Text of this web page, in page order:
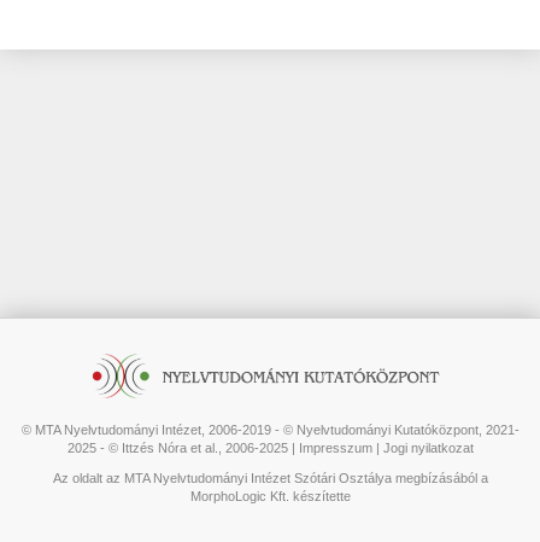
© MTA Nyelvtudományi Intézet, 2006-2019 - © Nyelvtudományi Kutatóközpont, 2021-
2025 - © Ittzés Nóra et al., 2006-2025 | Impresszum| Jogi nyilatkozat
Az oldalt az MTA Nyelvtudományi Intézet Szótári Osztálya megbízásából a
MorphoLogic Kft. készítette